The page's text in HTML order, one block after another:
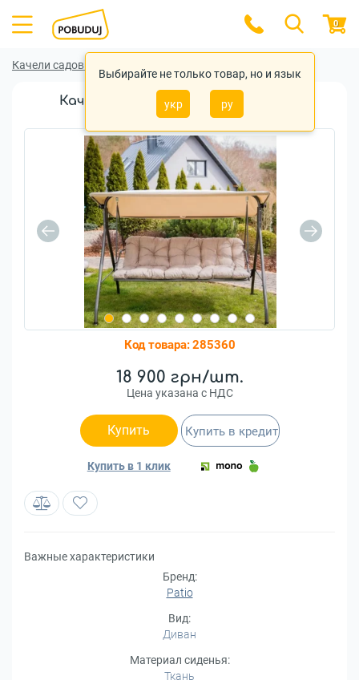
Выбирайте не только товар, но и язык
укр ру
0
Качели садовые
Качели садовые Patio Sevilla Patio
(5904134912312)
Код товара:285360
18 900 грн/шт.
Цена указана с НДС
Купить
Купить в 1 клик
Купить в кредит
Важные характеристики
Бренд:
Patio
Вид:
Диван
Материал сиденья:
Ткань